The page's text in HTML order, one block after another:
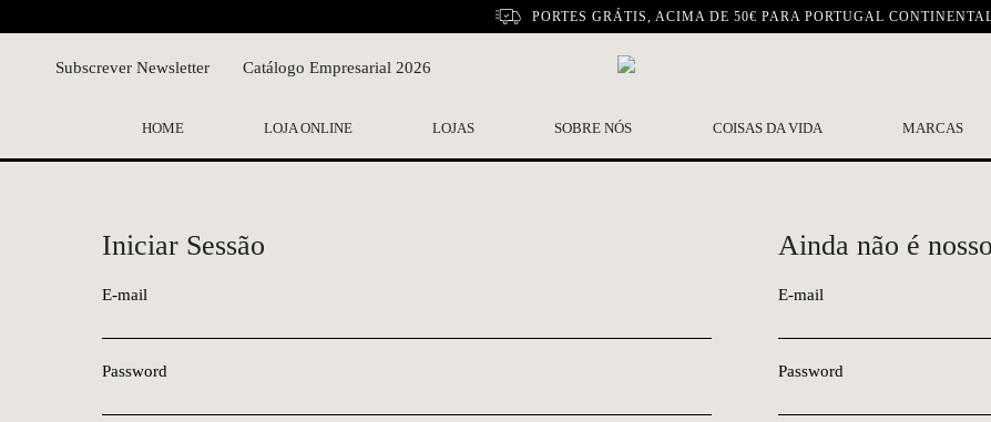
PORTES GRÁTIS, ACIMA DE 50€ PARA PORTUGAL
Subscrever Newsletter Catálogo Empresarial 2026
HOME LOJA ONLINE LOJAS SOBRE NÓS COISAS DA VIDA MARCAS
Iniciar Sessão
E-mail
Password
Ainda não é
E-mail
Password